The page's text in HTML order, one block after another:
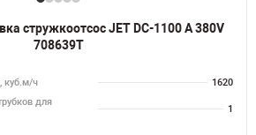
стружкоотсос JET DC-1100 A 380V
708639T
куб.м/ч
1620
для
1